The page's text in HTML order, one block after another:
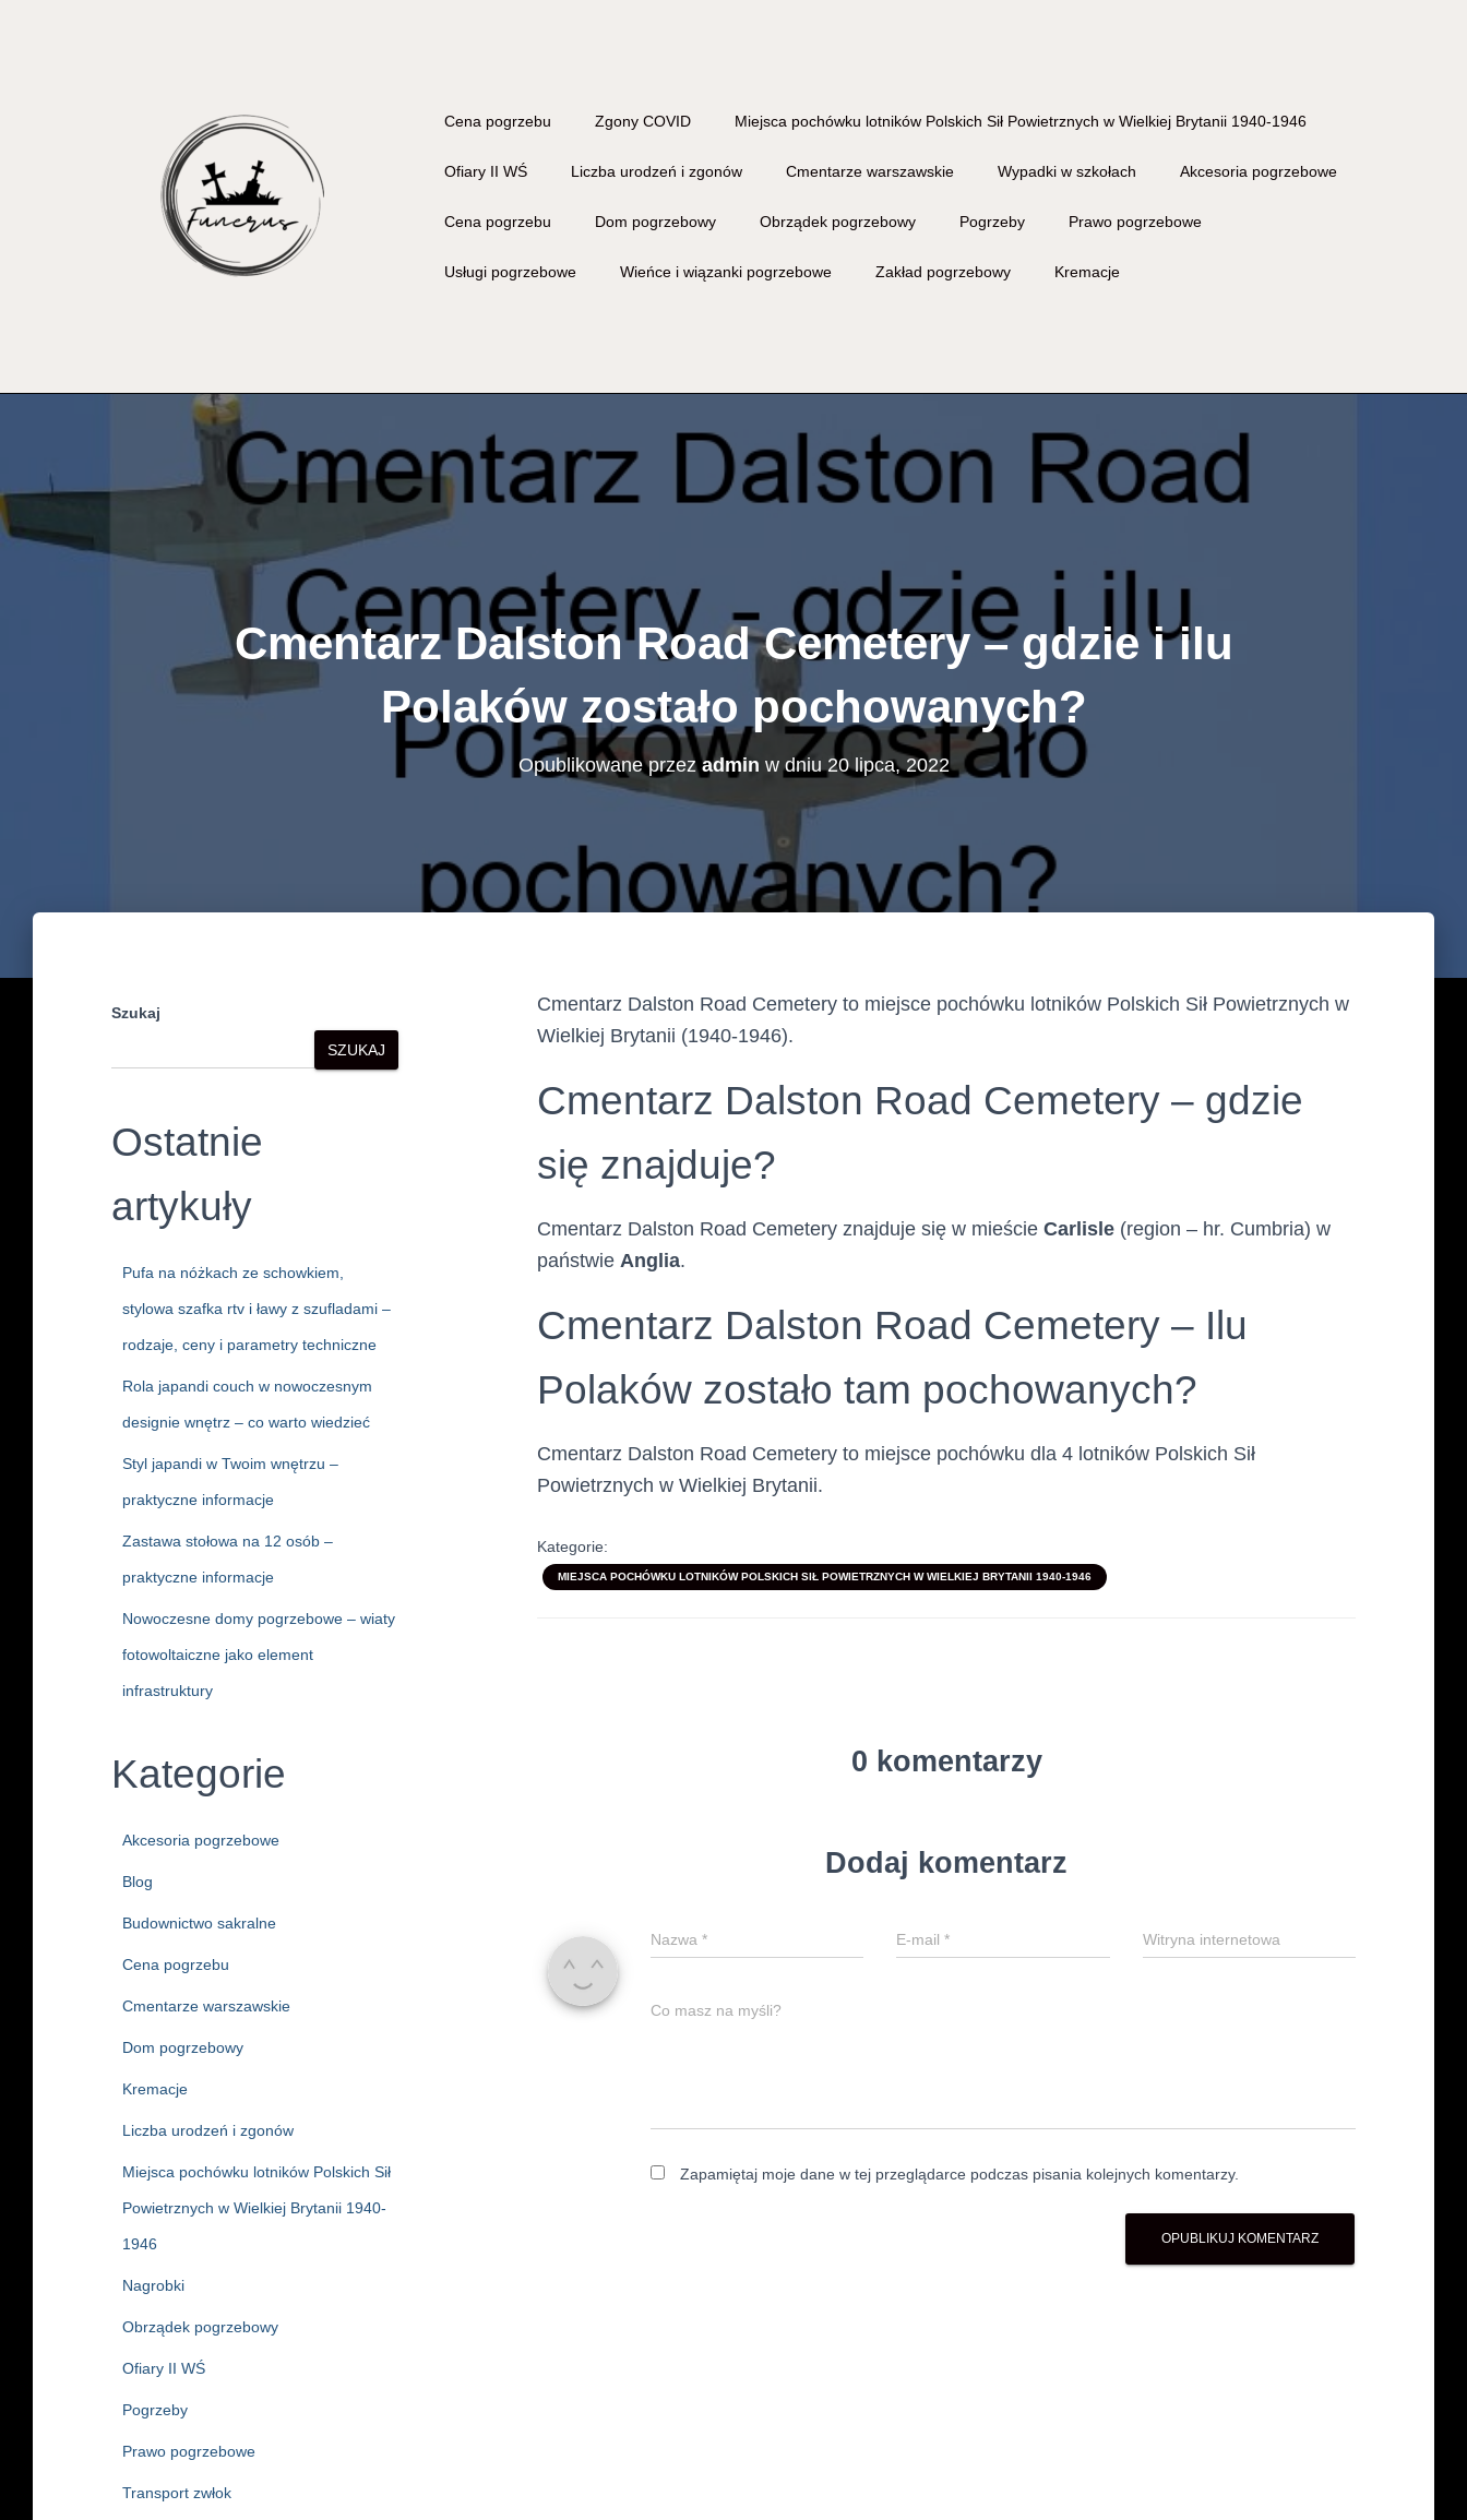
Cena pogrzebu Zgony COVID Miejsca pochówku lotników Polskich Sił Powietrznych w Wielkiej Brytanii 1940-1946
Ofiary II WŚ Liczba urodzeń i zgonów Cmentarze warszawskie Wypadki w szkołach Akcesoria pogrzebowe
Cena pogrzebu Dom pogrzebowy Obrządek pogrzebowy Pogrzeby Prawo pogrzebowe
Usługi pogrzebowe Wieńce i wiązanki pogrzebowe Zakład pogrzebowy Kremacje
Cmentarz Dalston Road Cemetery – gdzie i ilu
Polaków zostało pochowanych?
Opublikowane przez admin w dniu20 lipca, 2022
Szukaj
SZUKAJ
Ostatnie
artykuły
Pufa na nóżkach ze schowkiem,
stylowa szafka rtv i ławy z szufladami –
rodzaje, ceny i parametry techniczne
Rola japandi couch w nowoczesnym
designie wnętrz – co warto wiedzieć
Styl japandi w Twoim wnętrzu –
praktyczne informacje
Zastawa stołowa na 12 osób –
praktyczne informacje
Nowoczesne domy pogrzebowe – wiaty
fotowoltaiczne jako element
infrastruktury
Kategorie
Akcesoria pogrzebowe
Blog
Budownictwo sakralne
Cena pogrzebu
Cmentarze warszawskie
Dom pogrzebowy
Kremacje
Liczba urodzeń i zgonów
Miejsca pochówku lotników Polskich Sił
Powietrznych w Wielkiej Brytanii 1940-
1946
Nagrobki
Obrządek pogrzebowy
Ofiary II WŚ
Pogrzeby
Prawo pogrzebowe
Transport zwłok
Cmentarz Dalston Road Cemetery to miejsce pochówku lotników Polskich Sił Powietrznych w
Wielkiej Brytanii (1940-1946).
Cmentarz Dalston Road Cemetery – gdzie
się znajduje?
Cmentarz Dalston Road Cemetery znajduje się w mieście Carlisle (region – hr. Cumbria) w
państwie Anglia.
Cmentarz Dalston Road Cemetery – Ilu
Polaków zostało tam pochowanych?
Cmentarz Dalston Road Cemetery to miejsce pochówku dla 4 lotników Polskich Sił
Powietrznych w Wielkiej Brytanii.
Kategorie:
MIEJSCA POCHÓWKU LOTNIKÓW POLSKICH SIŁ POWIETRZNYCH W WIELKIEJ BRYTANII 1940-1946
0 komentarzy
Dodaj komentarz
Nazwa * E-mail* Witryna internetowa
Co masz na myśli?
Zapamiętaj moje dane w tej przeglądarce podczas pisania kolejnych komentarzy.